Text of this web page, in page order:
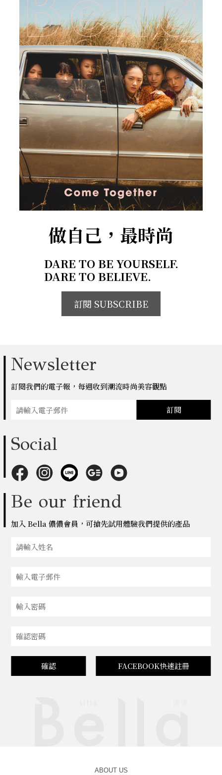
做自己，最時尚
DARE TO BE YOURSELF.
DARE TO BELIEVE.
訂閱 SUBSCRIBE
Newsletter
訂閱我們的電子報，每週收到潮流時尚美容觀點
訂閱
Social
Be our friend
加入 Bella 儂儂會員，可搶先試用體驗我們提供的產品
確認 FACEBOOK快速註冊
ABOUT US